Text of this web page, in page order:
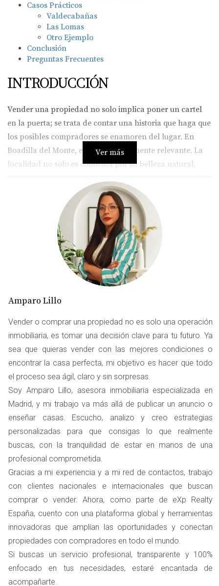
Casos Prácticos
Valdecabañas
Las Lomas
Otro Ejemplo
Conclusión
Preguntas Frecuentes
INTRODUCCIÓN
Vender una propiedad no solo implica poner un cartel
en la puerta; se trata de contar una historia que haga que
los posibles compradores se enamoren del lugar. En
Boadilla del Monte, esto es especialmente relevante. La
localidad no solo es conocida por su belleza natural,
vida. Resaltar las ventajas de tu barrio al vender puede
marcar la diferencia entre una venta rápida y una
propiedad que permanece en el mercado durante meses.
En este artículo, te proporcionaremos estrategias
efectivas para destacar lo mejor de tu barrio y cómo
Amparo Lillo utiliza marketing premium para poner en
valor cada detalle.
VENTAJAS DE TU BARRIO AL
VENDER EN BOADILLA DEL
MONTE
Colegios Privados
Uno de los aspectos más valorados por las familias a la
hora de elegir un nuevo hogar son los colegios cercanos.
En Boadilla del Monte, existen diversas opciones
educativas privadas que son altamente reconocidas. Al
mencionar estos colegios en tus anuncios o visitas,
asegúrate de incluir detalles como su metodología
educativa, actividades extracurriculares y resultados
académicos. Esto no solo atraerá a familias con niños,
sino que también aumentará el atractivo general de la
propiedad.
Zonas Verdes
Las zonas verdes son otro punto fuerte en Boadilla del
Monte. La posibilidad de disfrutar de espacios al aire
libre para pasear, hacer deporte o simplemente relajarse
es un gran atractivo para muchos compradores. Resalta
Ver más
Amparo Lillo
Vender o comprar una propiedad no es solo una operación
inmobiliaria, es tomar una decisión clave para tu futuro. Ya
sea que quieras vender con las mejores condiciones o
encontrar la casa perfecta, mi objetivo es hacer que todo
el proceso sea ágil, claro y sin sorpresas.
Soy Amparo Lillo, asesora inmobiliaria especializada en
Madrid, y mi trabajo va más allá de publicar un anuncio o
enseñar casas. Escucho, analizo y creo estrategias
personalizadas para que consigas lo que realmente
buscas, con la tranquilidad de estar en manos de una
profesional comprometida.
Gracias a mi experiencia y a mi red de contactos, trabajo
con clientes nacionales e internacionales que buscan
comprar o vender. Ahora, como parte de eXp Realty
España, cuento con una plataforma global y herramientas
innovadoras que amplían las oportunidades y conectan
propiedades con compradores en todo el mundo.
Si buscas un servicio profesional, transparente y 100%
enfocado en tus necesidades, estaré encantada de
acompañarte.